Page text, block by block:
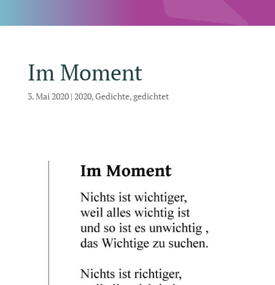
Im Moment
3. Mai 2020| 2020,Gedichte,gedichtet